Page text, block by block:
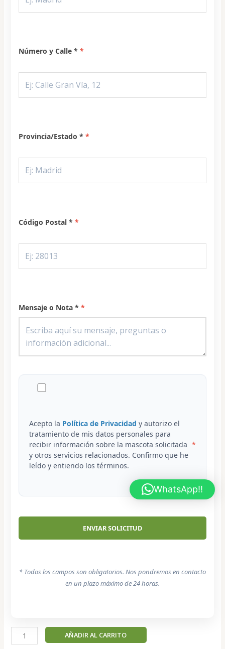
Número y Calle *
Provincia/Estado *
Código Postal *
Mensaje o Nota *
Acepto la Política de Privacidad y autorizo el
tratamiento de mis datos personales para
recibir información sobre la mascota solicitada
y otros servicios relacionados. Confirmo que he
leído y entiendo los términos.
* Todos los campos son obligatorios. Nos pondremos en contacto
en un plazo máximo de 24 horas.
Quintesa
-
AÑADIR AL CARRITO
WhatsApp!!